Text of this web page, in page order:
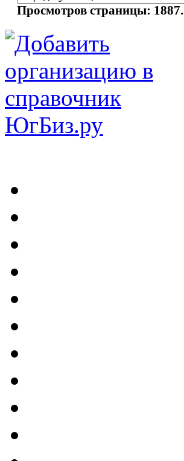
Просмотров страницы: 1887.